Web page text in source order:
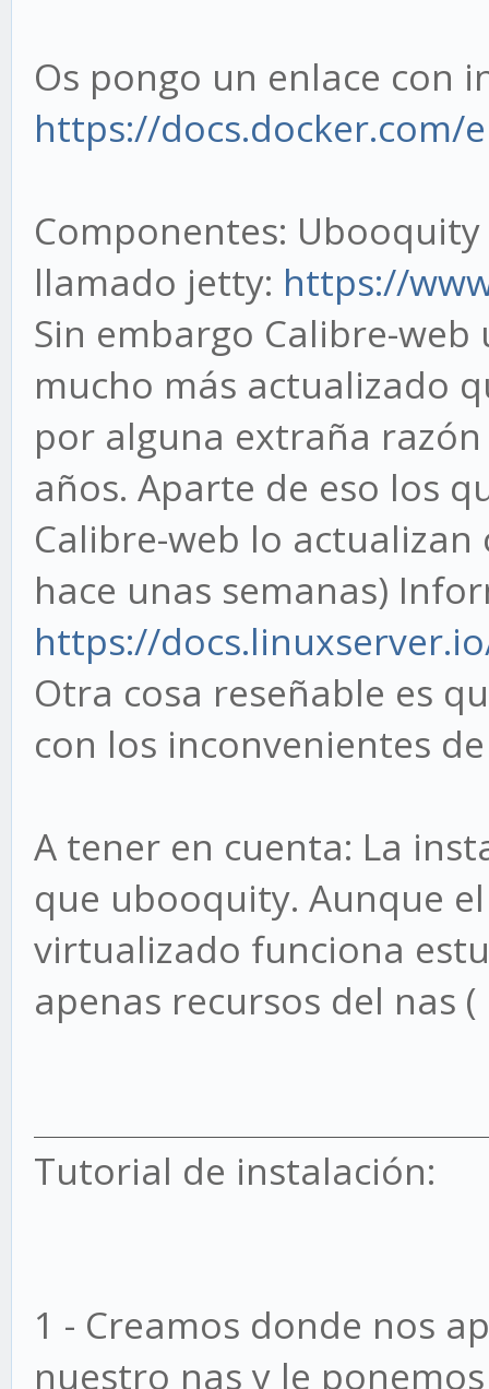
Os pongo un enlace con
https://docs.docker.com/
Componentes:
llamado jetty: https://
Sin embargo Calibre-
mucho más actualizado
por alguna extraña
años. Aparte de eso los
Calibre-web lo
hace unas semanas)
https://
Otra cosa reseñable es
con los inconvenientes
A tener en cuenta: La
que ubooquity. Aunque
virtualizado funciona
apenas recursos del nas
Tutorial de instalación:
1 - Creamos donde nos
nuestro nas y le